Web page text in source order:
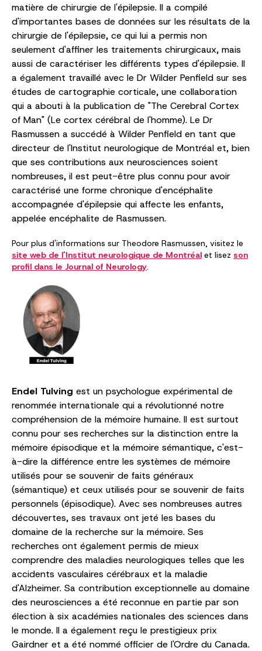
matière de chirurgie de l'épilepsie. Il a compilé
d'importantes bases de données sur les résultats de la
chirurgie de l'épilepsie, ce qui lui a permis non
seulement d'affiner les traitements chirurgicaux, mais
aussi de caractériser les différents types d'épilepsie. Il
a également travaillé avec le Dr Wilder Penfield sur ses
études de cartographie corticale, une collaboration
qui a abouti à la publication de "The Cerebral Cortex
of Man" (Le cortex cérébral de l'homme). Le Dr
Rasmussen a succédé à Wilder Penfield en tant que
directeur de l'Institut neurologique de Montréal et, bien
que ses contributions aux neurosciences soient
nombreuses, il est peut-être plus connu pour avoir
caractérisé une forme chronique d'encéphalite
accompagnée d'épilepsie qui affecte les enfants,
appelée encéphalite de Rasmussen.
Pour plus d'informations sur Theodore Rasmussen, visitez le
site web de l'Institut neurologique de Montréal et lisez son
profil dans le Journal of Neurology.
Endel Tulving est un psychologue expérimental de
renommée internationale qui a révolutionné notre
compréhension de la mémoire humaine. Il est surtout
connu pour ses recherches sur la distinction entre la
mémoire épisodique et la mémoire sémantique, c'est-
à-dire la différence entre les systèmes de mémoire
utilisés pour se souvenir de faits généraux
(sémantique) et ceux utilisés pour se souvenir de faits
personnels (épisodique). Avec ses nombreuses autres
découvertes, ses travaux ont jeté les bases du
domaine de la recherche sur la mémoire. Ses
recherches ont également permis de mieux
comprendre des maladies neurologiques telles que les
accidents vasculaires cérébraux et la maladie
d'Alzheimer. Sa contribution exceptionnelle au domaine
des neurosciences a été reconnue en partie par son
élection à six académies nationales des sciences dans
le monde. Il a également reçu le prestigieux prix
Gairdner et a été nommé officier de l'Ordre du Canada.